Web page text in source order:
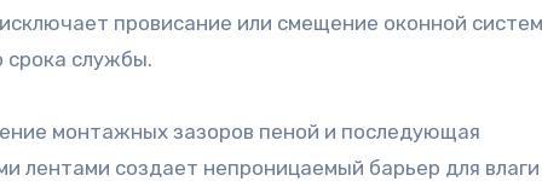
провисание или смещение оконной
срока службы.
монтажных зазоров пеной и последующая
лентами создает непроницаемый барьер для влаги